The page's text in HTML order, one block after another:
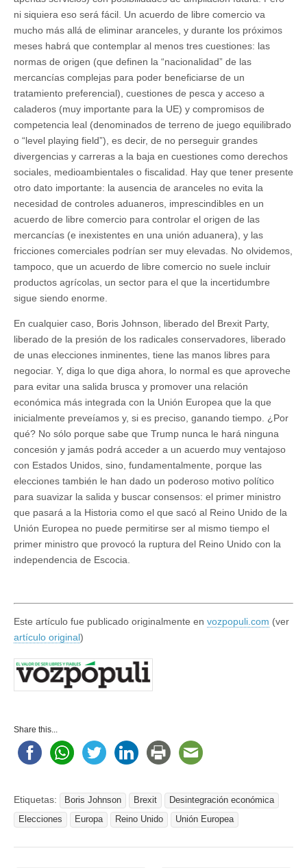
ni siquiera eso será fácil. Un acuerdo de libre comercio va
mucho más allá de eliminar aranceles, y durante los próximos
meses habrá que contemplar al menos tres cuestiones: las
normas de origen (que definen la “nacionalidad” de las
mercancías complejas para poder beneficiarse de un
tratamiento preferencial), cuestiones de pesca y acceso a
caladeros (muy importante para la UE) y compromisos de
competencia leal (denominados de terreno de juego equilibrado
o “level playing field”), es decir, de no perseguir grandes
divergencias y carreras a la baja en cuestiones como derechos
sociales, medioambientales o fiscalidad. Hay que tener presente
otro dato importante: la ausencia de aranceles no evita la
necesidad de controles aduaneros, imprescindibles en un
acuerdo de libre comercio para controlar el origen de las
mercancías (e inexistentes en una unión aduanera), y las
fricciones comerciales podrían ser muy elevadas. No olvidemos,
tampoco, que un acuerdo de libre comercio no suele incluir
productos agrícolas, un sector para el que la incertidumbre
sigue siendo enorme.
En cualquier caso, Boris Johnson, liberado del Brexit Party,
liberado de la presión de los radicales conservadores, liberado
de unas elecciones inminentes, tiene las manos libres para
negociar. Y, diga lo que diga ahora, lo normal es que aproveche
para evitar una salida brusca y promover una relación
económica más integrada con la Unión Europea que la que
inicialmente preveíamos y, si es preciso, ganando tiempo. ¿Por
qué? No sólo porque sabe que Trump nunca le hará ninguna
concesión y jamás podrá acceder a un acuerdo muy ventajoso
con Estados Unidos, sino, fundamentalmente, porque las
elecciones también le han dado un poderoso motivo político
para suavizar la salida y buscar consensos: el primer ministro
que pasará a la Historia como el que sacó al Reino Unido de la
Unión Europea no puede permitirse ser al mismo tiempo el
primer ministro que provocó la ruptura del Reino Unido con la
independencia de Escocia.
Este artículo fue publicado originalmente en vozpopuli.com (ver
artículo original)
Share this...
Etiquetas: Boris Johnson Brexit
Desintegración económica
Elecciones
Europa Reino Unido Unión Europea